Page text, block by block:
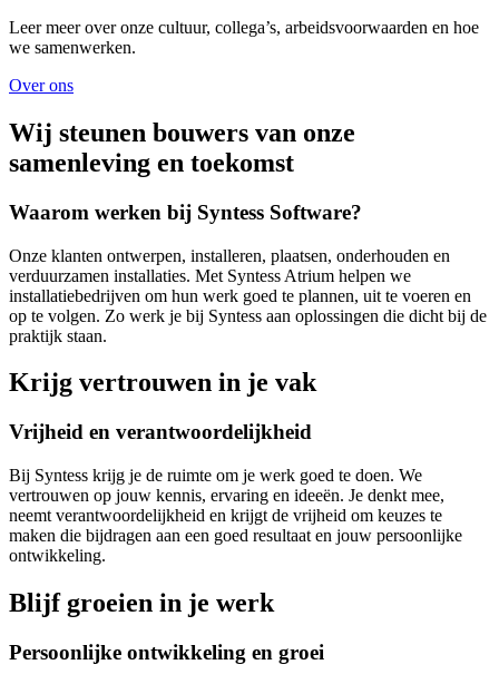
Leer meer over onze cultuur, collega’s, arbeidsvoorwaarden en hoe
we samenwerken.
Over ons
Wij steunen bouwers van onze
samenleving en toekomst
Waarom werken bij Syntess Software?
Onze klanten ontwerpen, installeren, plaatsen, onderhouden en
verduurzamen installaties. Met Syntess Atrium helpen we
installatiebedrijven om hun werk goed te plannen, uit te voeren en
op te volgen. Zo werk je bij Syntess aan oplossingen die dicht bij de
praktijk staan.
Krijg vertrouwen in je vak
Vrijheid en verantwoordelijkheid
Bij Syntess krijg je de ruimte om je werk goed te doen. We
vertrouwen op jouw kennis, ervaring en ideeën. Je denkt mee,
neemt verantwoordelijkheid en krijgt de vrijheid om keuzes te
maken die bijdragen aan een goed resultaat en jouw persoonlijke
ontwikkeling.
Blijf groeien in je werk
Persoonlijke ontwikkeling en groei